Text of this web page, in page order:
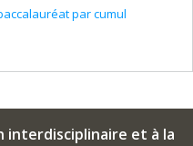
par cumul
interdisciplinaire et à la